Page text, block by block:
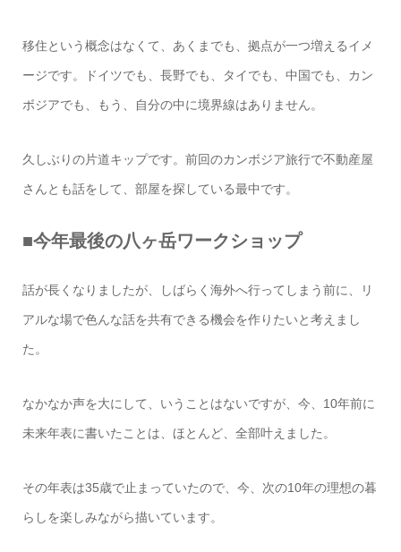
移住という概念はなくて、あくまでも、拠点が一つ増えるイメ
ージです。ドイツでも、長野でも、タイでも、中国でも、カン
ボジアでも、もう、自分の中に境界線はありません。
久しぶりの片道キップです。前回のカンボジア旅行で不動産屋
さんとも話をして、部屋を探している最中です。
■今年最後の八ヶ岳ワークショップ
話が長くなりましたが、しばらく海外へ行ってしまう前に、リ
アルな場で色んな話を共有できる機会を作りたいと考えまし
た。
なかなか声を大にして、いうことはないですが、今、10年前に
未来年表に書いたことは、ほとんど、全部叶えました。
その年表は35歳で止まっていたので、今、次の10年の理想の暮
らしを楽しみながら描いています。